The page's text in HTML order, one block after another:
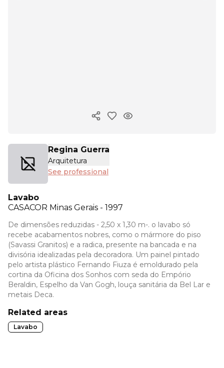
Copy ink
Regina Guerra
Arquitetura
See professional
Lavabo
CASACOR Minas Gerais - 1997
De dimensões reduzidas - 2,50 x 1,30 m-. o lavabo só
recebe acabamentos nobres, como o mármore do piso
(Savassi Granitos) e a radica, presente na bancada e na
divisória idealizadas pela decoradora. Um painel pintado
pelo artista plástico Fernando Fiuza é emoldurado pela
cortina da Oficina dos Sonhos com seda do Empório
Beraldin, Espelho da Van Gogh, louça sanitária da Bel Lar e
metais Deca.
Related areas
Lavabo